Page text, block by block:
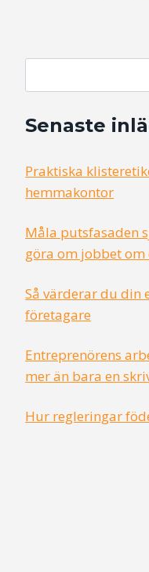
Senaste
Praktiska
hemmakontor
Måla putsfasaden
göra om jobbet om
Så värderar du din
företagare
Entreprenörens
mer än bara en
Hur regleringar